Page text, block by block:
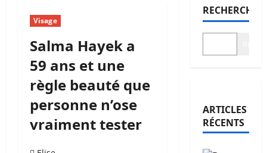
Visage
Salma Hayek a
59 ans et une
règle beauté que
personne n’ose
vraiment tester
RECHERCHER
ARTICLES
RÉCENTS